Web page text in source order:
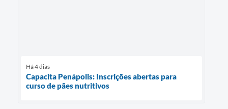
Há 4 dias
Capacita Penápolis: Inscrições abertas para
curso de pães nutritivos